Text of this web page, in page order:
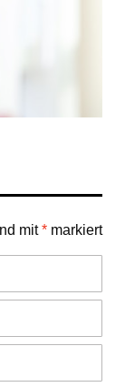
mit* markiert